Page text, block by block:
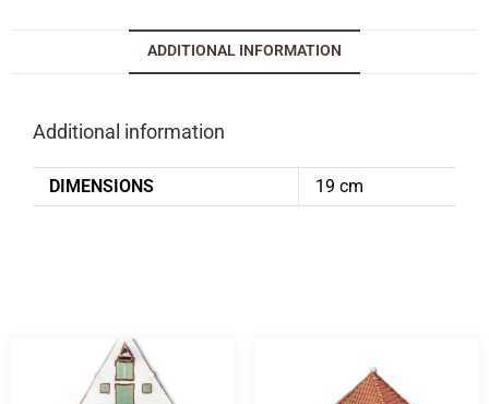
ADDITIONAL INFORMATION
Additional information
DIMENSIONS 19 cm